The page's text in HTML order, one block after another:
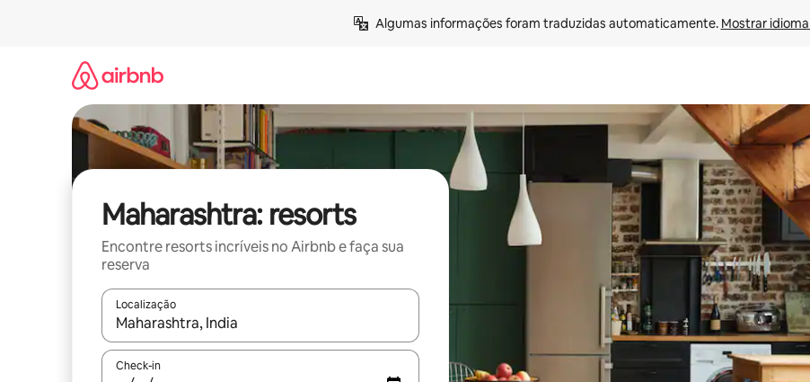
Algumas informações foram traduzidas automaticamente. Mostrar
Maharashtra: resorts
Encontre resorts incríveis no Airbnb e faça sua
reserva
Localização
Quando os resultados estiverem disponíveis, explore-os usando as seta para cima e para baixo do teclado ou tocando e
Check-in